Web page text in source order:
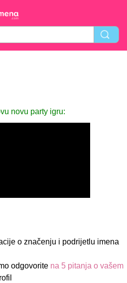
novu party igru:
o značenju i podrijetlu imena
odgovorite na 5 pitanja o vašem